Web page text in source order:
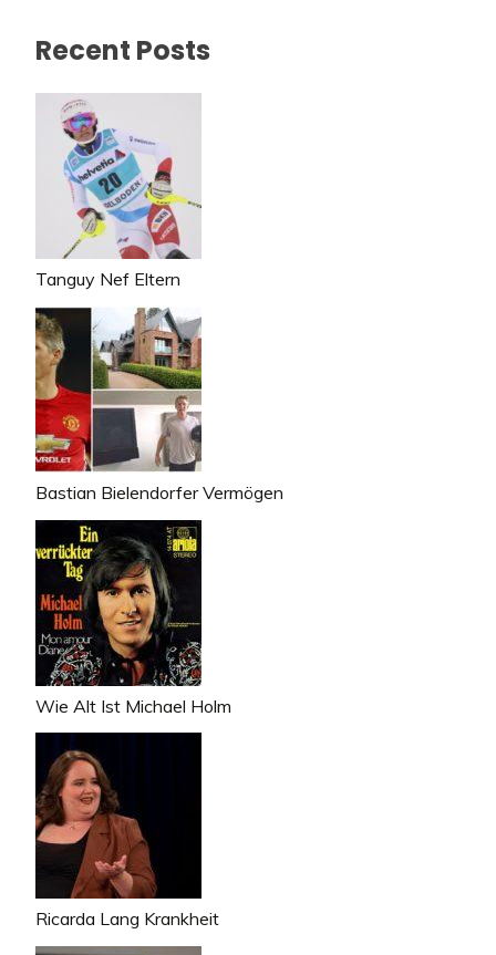
Recent Posts
Tanguy Nef Eltern
Bastian Bielendorfer Vermögen
Wie Alt Ist Michael Holm
Ricarda Lang Krankheit